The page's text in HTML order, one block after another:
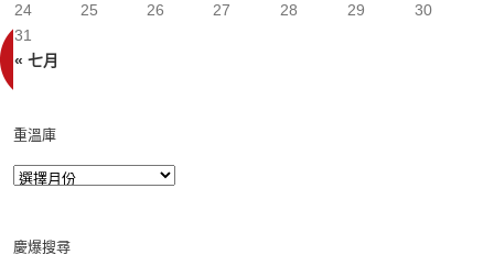
« 七月
24
25 26 27 28 29
30
31
重溫庫
慶爆搜尋